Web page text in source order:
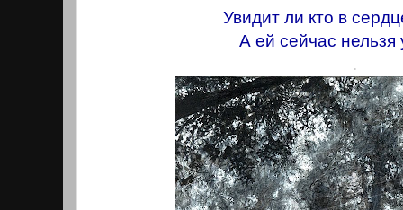
Увидит ли кто в
А ей сейчас нельзя
.